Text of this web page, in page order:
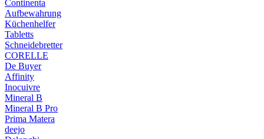
Continenta
Aufbewahrung
Küchenhelfer
Tabletts
Schneidebretter
CORELLE
De Buyer
Affinity
Inocuivre
Mineral B
Mineral B Pro
Prima Matera
deejo